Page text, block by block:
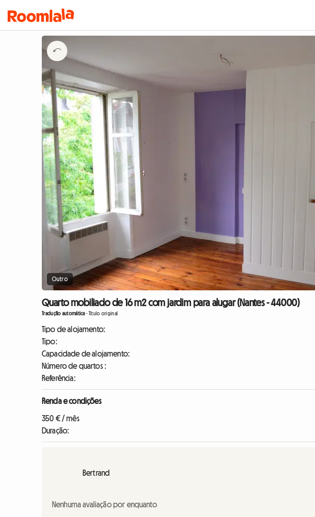
Outro
Quarto mobiliado de 16 m2 com jardim para alugar (Nantes - 44000)
Tradução automática-Título original
Tipo de alojamento:
Tipo:
Capacidade de alojamento:
Número de quartos :
Referência:
Renda e condições
350 € / mês
Duração:
Bertrand
Nenhuma avaliação por enquanto